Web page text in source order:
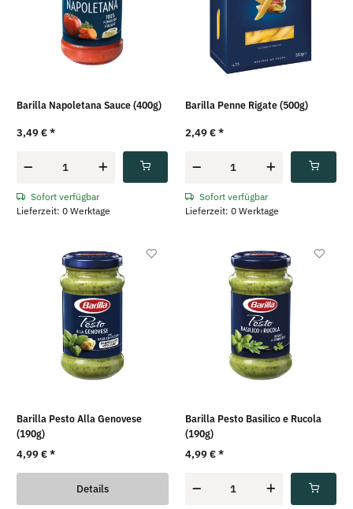
Barilla Napoletana Sauce (400g)
3,49 €*
Sofort verfügbar
Lieferzeit: 0 Werktage
Barilla Penne Rigate (500g)
2,49 €*
Sofort verfügbar
Lieferzeit: 0 Werktage
Barilla Pesto Alla Genovese
(190g)
4,99 €*
Details
Barilla Pesto Basilico e Rucola
(190g)
4,99 €*